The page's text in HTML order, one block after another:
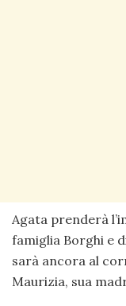
Agata prenderà
famiglia Borghi e
sarà ancora al
Maurizia, sua